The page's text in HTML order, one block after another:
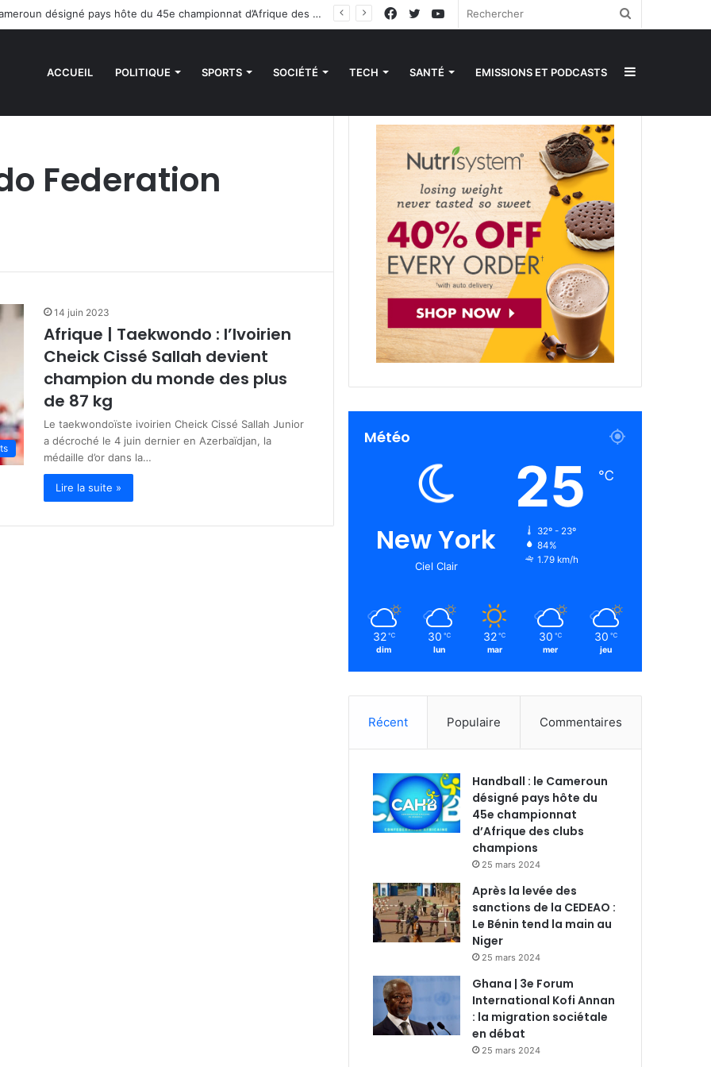
Handball : le Cameroun désigné pays hôte du 45e championnat d’Afrique des clubs champions YouTube
Twitter
Facebook
ACCUEIL POLITIQUE SPORTS SOCIÉTÉ TECH SANTÉ EMISSIONS ET PODCASTS
Federation
14 juin 2023
Afrique | Taekwondo : l’Ivoirien
Cheick Cissé Sallah devient
champion du monde des plus
de 87 kg
Le taekwondoïste ivoirien Cheick Cissé Sallah Junior
a décroché le 4 juin dernier en Azerbaïdjan, la
médaille d’or dans la…
Lire la suite »
Météo
New York
Ciel Clair
25 ℃
32º - 23º
84%
1.79 km/h
32 ℃
dim
30 ℃
lun
32 ℃
mar
30 ℃
mer
30 ℃
jeu
Récent Populaire Commentaires
Handball : le Cameroun
désigné pays hôte du
45e championnat
d’Afrique des clubs
champions
25 mars 2024
Après la levée des
sanctions de la CEDEAO :
Le Bénin tend la main au
Niger
25 mars 2024
Ghana | 3e Forum
International Kofi Annan
: la migration sociétale
en débat
25 mars 2024